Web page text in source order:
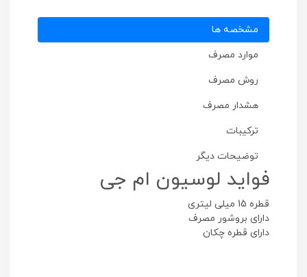
مشخصه ها
موارد مصرف
روش مصرف
هشدار مصرف
ترکیبات
توضیحات دیگر
فواید لوسیون ام جی
قطره 15 میلی لیتری
دارای بروشور مصرف
دارای قطره چکان